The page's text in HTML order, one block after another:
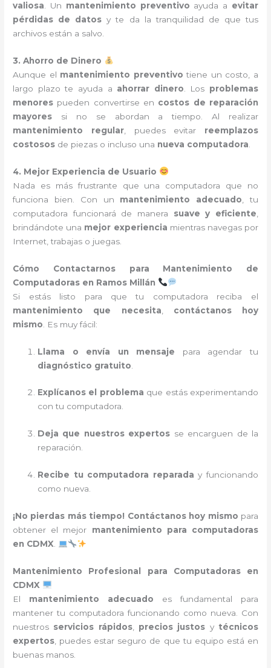
valiosa . Un mantenimiento preventivo ayuda a evitar
pérdidas de datos y te da la tranquilidad de que tus
archivos están a salvo.
3. Ahorro de Dinero
Aunque el mantenimiento preventivo tiene un costo, a
largo plazo te ayuda a ahorrar dinero . Los problemas
menores pueden convertirse en costos de reparación
mayores si no se abordan a tiempo. Al realizar
mantenimiento regular, puedes evitar reemplazos
costosos de piezas o incluso una nueva computadora
4. Mejor Experiencia de Usuario
Nada es más frustrante que una computadora que no
funciona bien. Con un mantenimiento adecuado , tu
computadora funcionará de manera suave y eficiente
brindándote una mejor experiencia mientras navegas por
Internet, trabajas o juegas.
Cómo Contactarnos para Mantenimiento de
Computadoras en Ramos Millán
Si estás listo para que tu computadora reciba el
mantenimiento que necesita
contáctanos hoy
mismo . Es muy fácil:
Llama o envía un mensaje para agendar tu
diagnóstico gratuito
Explícanos el problema que estás experimentando
con tu computadora.
Deja que nuestros expertos se encarguen de la
reparación.
Recibe tu computadora reparada y funcionando
como nueva.
¡No pierdas más tiempo! Contáctanos hoy mismo para
obtener el mejor mantenimiento para computadoras
en CDMX
Mantenimiento Profesional para Computadoras en
CDMX
El mantenimiento adecuado es fundamental para
mantener tu computadora funcionando como nueva. Con
nuestros servicios rápidos, precios justos y técnicos
expertos , puedes estar seguro de que tu equipo está en
buenas manos.